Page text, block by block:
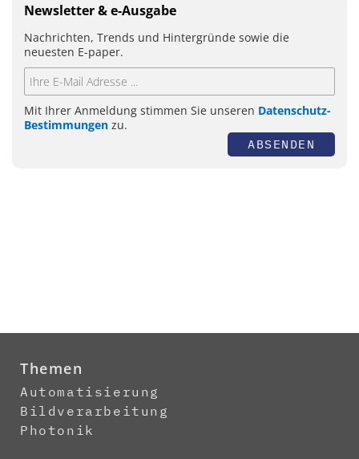
Newsletter & e-Ausgabe
Nachrichten, Trends und Hintergründe sowie die
neuesten E-paper.
Mit Ihrer Anmeldung stimmen Sie unseren Datenschutz-
Bestimmungen zu.
ABSENDEN
Themen
Automatisierung
Bildverarbeitung
Photonik